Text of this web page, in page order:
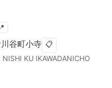
谷町小寺 📋
NISHI KU IKAWADANICHO